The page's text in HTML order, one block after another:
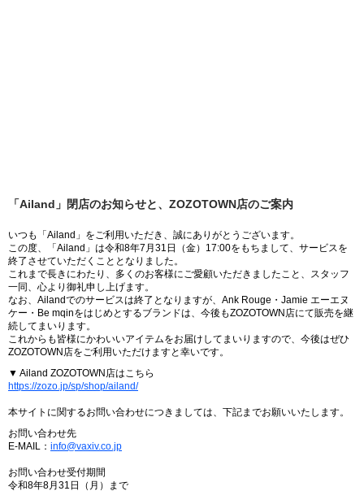
「Ailand」閉店のお知らせと、ZOZOTOWN店のご案内
いつも「Ailand」をご利用いただき、誠にありがとうございます。
この度、「Ailand」は令和8年7月31日（金）17:00をもちまして、サービスを
終了させていただくこととなりました。
これまで長きにわたり、多くのお客様にご愛顧いただきましたこと、スタッフ
一同、心より御礼申し上げます。
なお、Ailandでのサービスは終了となりますが、Ank Rouge・Jamie エーエヌ
ケー・Be mqinをはじめとするブランドは、今後もZOZOTOWN店にて販売を継
続してまいります。
これからも皆様にかわいいアイテムをお届けしてまいりますので、今後はぜひ
ZOZOTOWN店をご利用いただけますと幸いです。
▼ Ailand ZOZOTOWN店はこちら
https://zozo.jp/sp/shop/ailand/
本サイトに関するお問い合わせにつきましては、下記までお願いいたします。
お問い合わせ先
E-MAIL： info@vaxiv.co.jp
お問い合わせ受付期間
令和8年8月31日（月）まで